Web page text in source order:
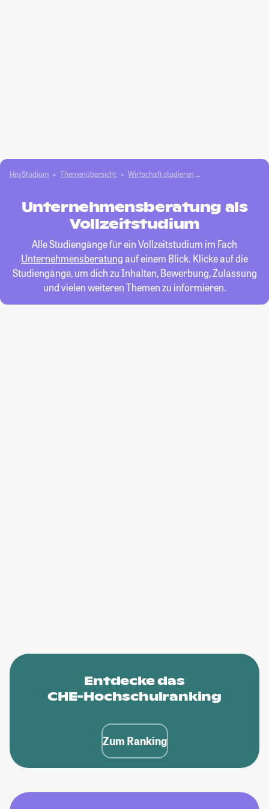
HeyStudium Themenübersicht Wirtschaft studieren
Unternehmensberatung als
Vollzeitstudium
Alle Studiengänge für ein Vollzeitstudium im Fach
Unternehmensberatungauf einem Blick. Klicke auf die
Studiengänge, um dich zu Inhalten, Bewerbung, Zulassung
und vielen weiteren Themen zu informieren.
Entdecke das
CHE-Hochschulranking
Zum Ranking